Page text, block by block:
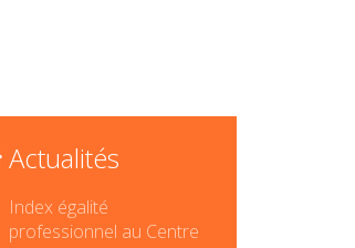
Actualités
Index égalité
professionnel au Centre